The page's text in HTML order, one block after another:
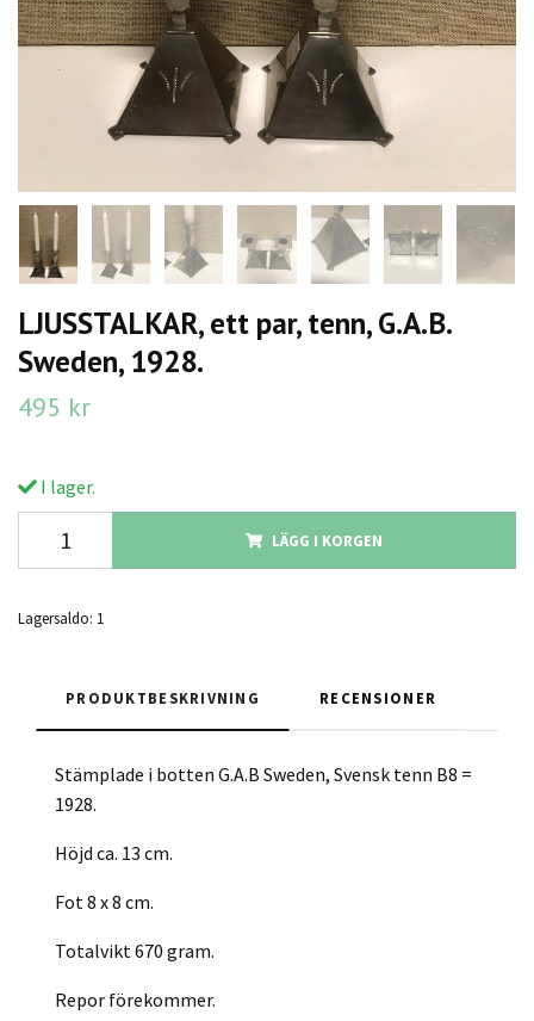
LJUSSTALKAR, ett par, tenn, G.A.B.
Sweden, 1928.
495 kr
I lager.
LÄGG I KORGEN
Lagersaldo: 1
PRODUKTBESKRIVNING RECENSIONER
Stämplade i botten G.A.B Sweden, Svensk tenn B8 =
1928.
Höjd ca. 13 cm.
Fot 8 x 8 cm.
Totalvikt 670 gram.
Repor förekommer.